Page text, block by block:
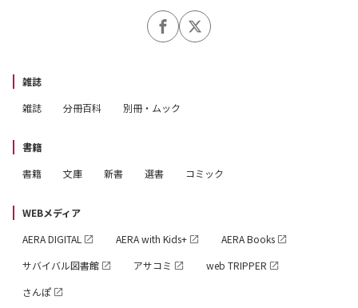
雑誌
雑誌
分冊百科 別冊・ムック
書籍
書籍
文庫 新書 選書 コミック
WEBメディア
AERA DIGITAL
AERA with Kids+
AERA Books
サバイバル図書館
アサコミ
web TRIPPER
さんぽ